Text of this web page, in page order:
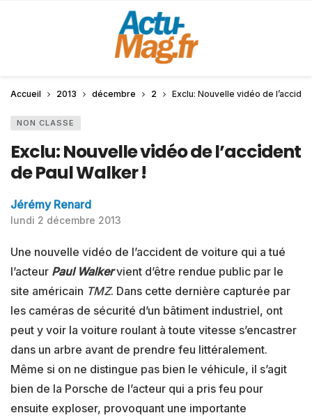
Accueil 2013 décembre 2 Exclu: Nouvelle vidéo de
NON CLASSE
Exclu: Nouvelle vidéo de l’accident
de Paul Walker !
Jérémy Renard
lundi 2 décembre 2013
Une nouvelle vidéo de l’accident de voiture qui a tué
l’acteur Paul Walker vient d’être rendue public par le
site américain TMZ. Dans cette dernière capturée par
les caméras de sécurité d’un bâtiment industriel, ont
peut y voir la voiture roulant à toute vitesse s’encastrer
dans un arbre avant de prendre feu littéralement.
Même si on ne distingue pas bien le véhicule, il s’agit
bien de la Porsche de l’acteur qui a pris feu pour
ensuite exploser, provoquant une importante